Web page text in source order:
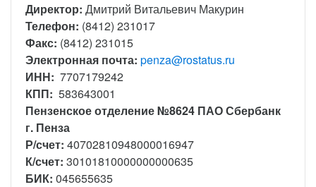
Директор: Дмитрий Витальевич Макурин
Телефон: (8412) 231017
Факс: (8412) 231015
Электронная почта: penza@rostatus.ru
ИНН: 7707179242
КПП: 583643001
Пензенское отделение №8624 ПАО Сбербанк
г. Пенза
Р/счет: 40702810948000016947
К/счет: 30101810000000000635
БИК: 045655635